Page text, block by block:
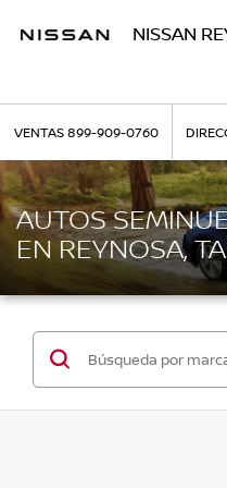
NISSAN
VENTAS899-909-0760
AUTOS
EN REYNOSA,